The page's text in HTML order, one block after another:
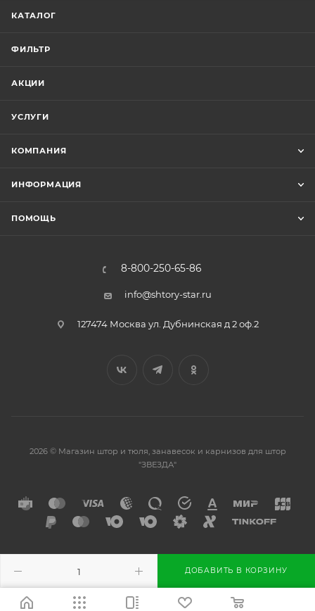
ДОБАВИТЬ В КОРЗИНУ
КАТАЛОГ
ФИЛЬТР
АКЦИИ
УСЛУГИ
КОМПАНИЯ
ИНФОРМАЦИЯ
ПОМОЩЬ
8-800-250-65-86
info@shtory-star.ru
127474 Москва ул. Дубнинская д 2 оф.2
2026 © Магазин штор и тюля, занавесок и карнизов для штор
"ЗВЕЗДА"